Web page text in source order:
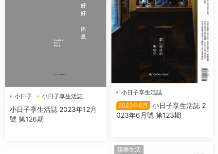
小日子 小日子享生活誌
小日子享生活誌 2023年12月
號 第126期
小日子享生活誌
2023年6月
小日子享生活誌 2
023年6月號 第123期
娛樂生活